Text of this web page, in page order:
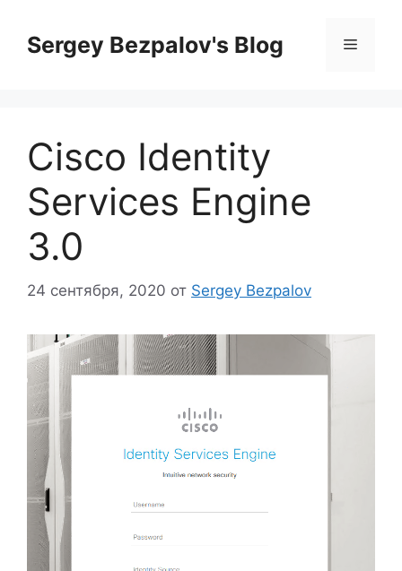
содержимому
Sergey Bezpalov's Blog Меню
Cisco Identity
Services Engine
3.0
24 сентября, 2020 от Sergey Bezpalov